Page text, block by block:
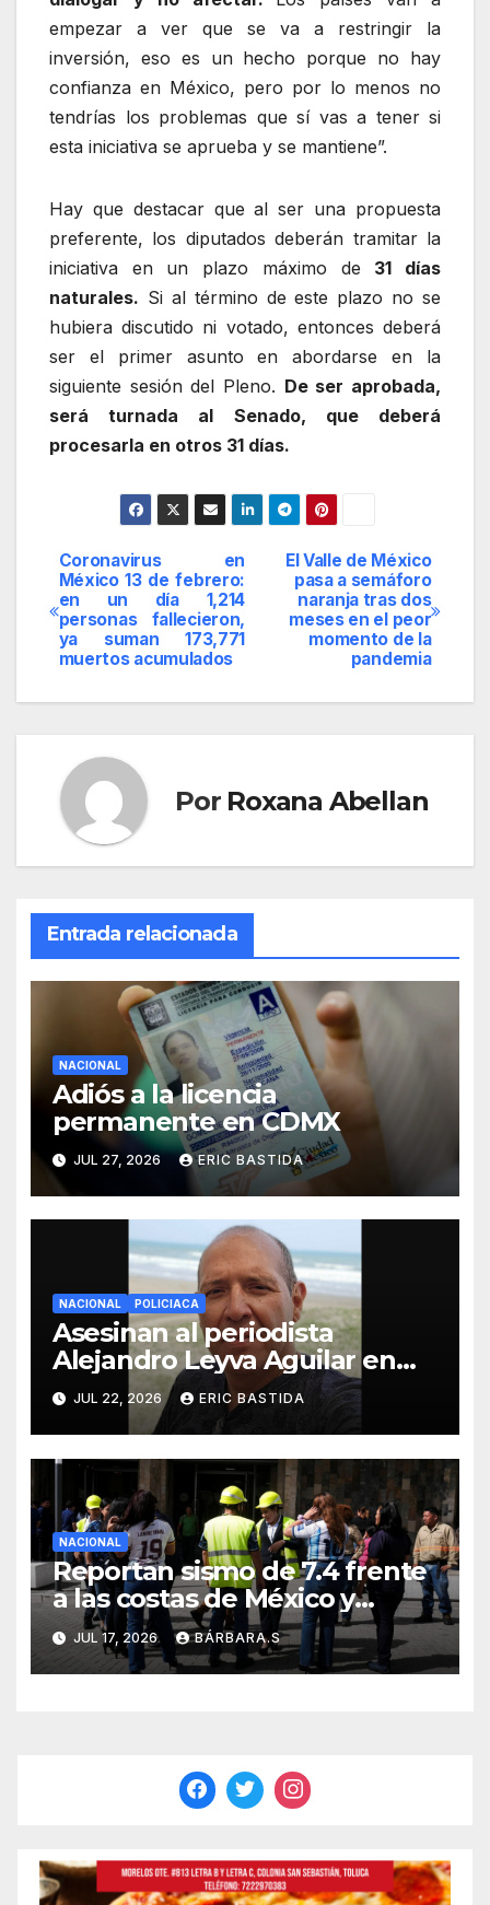
empezar a ver que se va a restringir la
inversión, eso es un hecho porque no hay
confianza en México, pero por lo menos no
tendrías los problemas que sí vas a tener si
esta iniciativa se aprueba y se mantiene”.
Hay que destacar que al ser una propuesta
preferente, los diputados deberán tramitar la
iniciativa en un plazo máximo de 31 días
naturales. Si al término de este plazo no se
hubiera discutido ni votado, entonces deberá
ser el primer asunto en abordarse en la
siguiente sesión del Pleno. De ser aprobada,
será turnada al Senado, que deberá
procesarla en otros 31 días.
Navegación
de
entradas
El Valle de México
pasa a semáforo
naranja tras dos
meses en el peor
momento de la
pandemia
Coronavirus en
México 13 de febrero:
en un día 1,214
personas fallecieron,
ya suman 173,771
muertos acumulados
Por Roxana Abellan
Entrada relacionada
NACIONAL
Adiós a la licencia
permanente en CDMX
JUL 27, 2026 ERIC BASTIDA
NACIONAL POLICIACA
Asesinan al periodista
Alejandro Leyva Aguilar en
Oaxaca mientras desayunaba
JUL 22, 2026 ERIC BASTIDA
NACIONAL
Reportan sismo de 7.4 frente
a las costas de México y
Guatemala
JUL 17, 2026 BÁRBARA.S